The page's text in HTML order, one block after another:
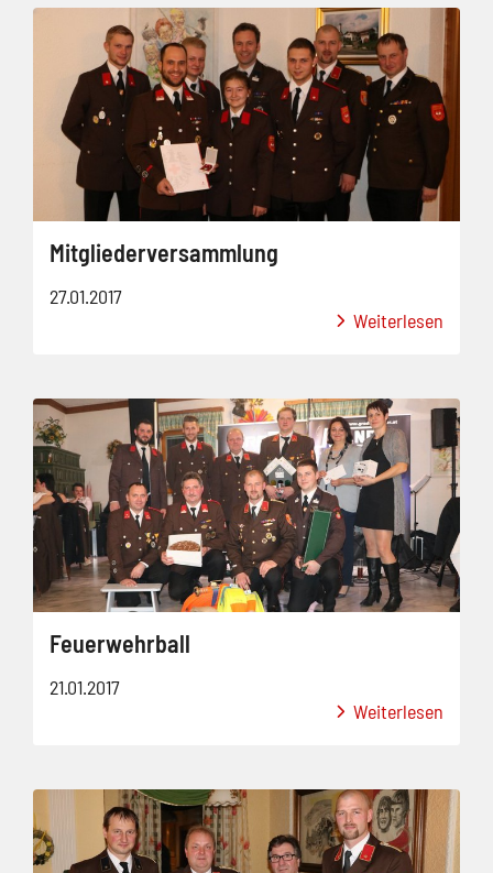
Mitgliederversammlung
27.01.2017
Weiterlesen
Feuerwehrball
21.01.2017
Weiterlesen